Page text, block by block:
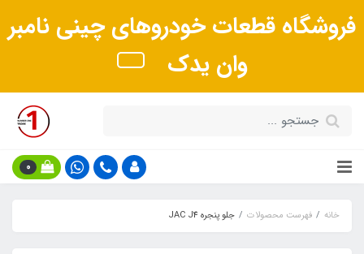
فروشگاه قطعات خودروهای چینی نامبر
وان یدک
0
خانه فهرست محصولات جلو پنجره JAC J4